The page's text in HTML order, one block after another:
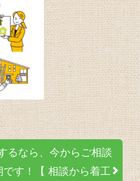
るなら、今からご相談
す！【 相談から着工